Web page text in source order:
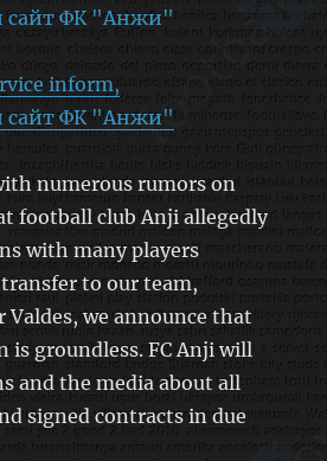
inform,
ФК "Анжи"
numerous rumors on
football club Anji allegedly
with many players
to our team,
we announce that
groundless. FC Anji will
and the media about all
signed contracts in due